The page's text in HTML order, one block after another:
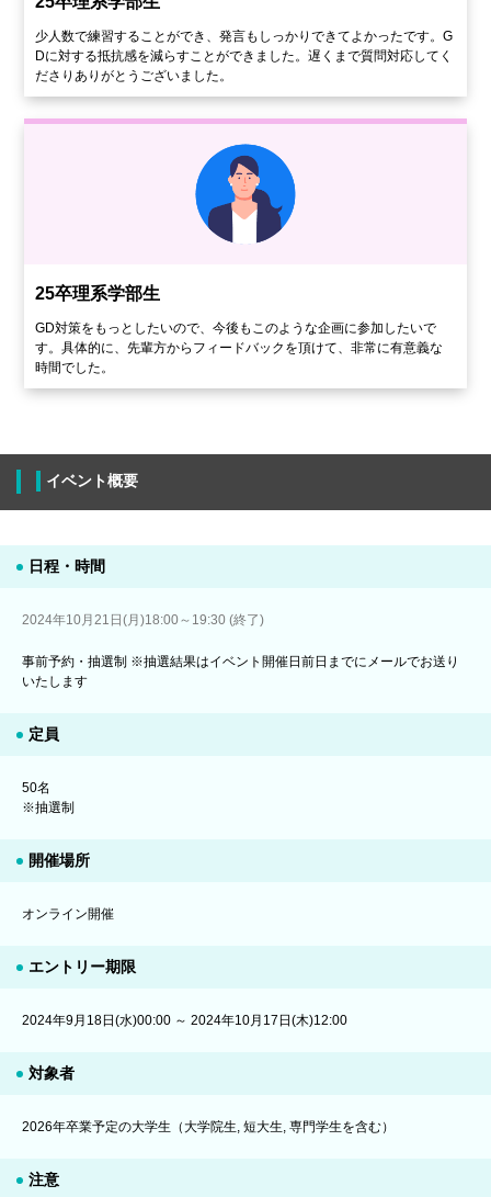
少人数で練習することができ、発言もしっかりできてよかったです。G
Dに対する抵抗感を減らすことができました。遅くまで質問対応してく
ださりありがとうございました。
25卒理系学部生
GD対策をもっとしたいので、今後もこのような企画に参加したいで
す。具体的に、先輩方からフィードバックを頂けて、非常に有意義な
時間でした。
イベント概要
日程・時間
2024年10月21日(月)18:00～19:30 (終了)
事前予約・抽選制 ※抽選結果はイベント開催日前日までにメールでお送り
いたします
定員
50名
※抽選制
開催場所
オンライン開催
エントリー期限
2024年9月18日(水)00:00 ～ 2024年10月17日(木)12:00
対象者
2026年卒業予定の大学生（大学院生, 短大生, 専門学生を含む）
注意